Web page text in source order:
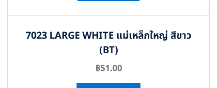
7023 LARGE WHITE แม่เหล็กใหญ่ สีขาว
(BT)
฿51.00